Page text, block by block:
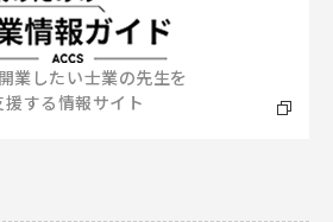
業したい士業の先生を
援する情報サイト